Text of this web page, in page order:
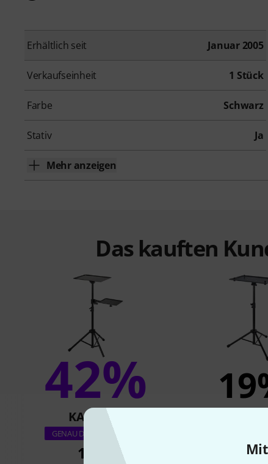
Erhältlich seit Januar 2005
Verkaufseinheit 1 Stück
Farbe Schwarz
Stativ Ja
Mehr anzeigen
Das kauften
42%
KAUFTEN
GENAU DIESES PRODUKT
110 € 79 €